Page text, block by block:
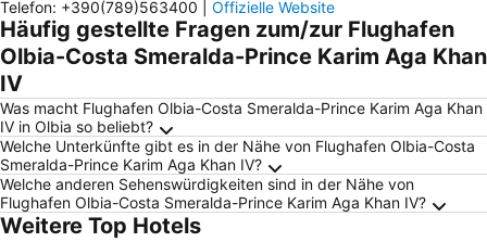
Telefon: +390(789)563400 Offizielle Website
Häufig gestellte Fragen zum/zur Flughafen
Olbia-Costa Smeralda-Prince Karim Aga Khan
IV
Was macht Flughafen Olbia-Costa Smeralda-Prince Karim Aga Khan
IV in Olbia so beliebt?
Welche Unterkünfte gibt es in der Nähe von Flughafen Olbia-Costa
Smeralda-Prince Karim Aga Khan IV?
Welche anderen Sehenswürdigkeiten sind in der Nähe von
Flughafen Olbia-Costa Smeralda-Prince Karim Aga Khan IV?
Weitere Top Hotels